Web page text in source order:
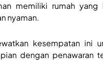
memiliki rumah yang
nyaman.
kesempatan ini
dengan penawaran